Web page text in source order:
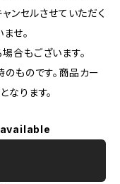
ンセルさせていただく
せ。
合もございます。
ものです。商品カー
ります。